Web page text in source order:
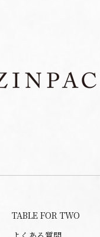
TABLE FOR TWO